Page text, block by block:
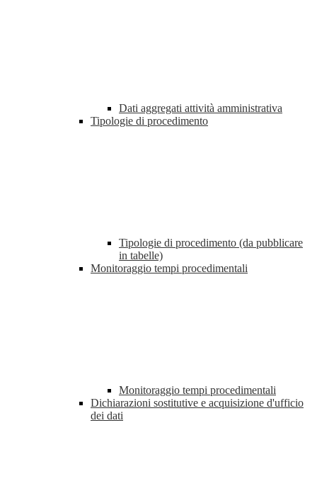
Dati aggregati attività amministrativa
Tipologie di procedimento
Tipologie di procedimento (da pubblicare
in tabelle)
Monitoraggio tempi procedimentali
Monitoraggio tempi procedimentali
Dichiarazioni sostitutive e acquisizione d'ufficio
dei dati